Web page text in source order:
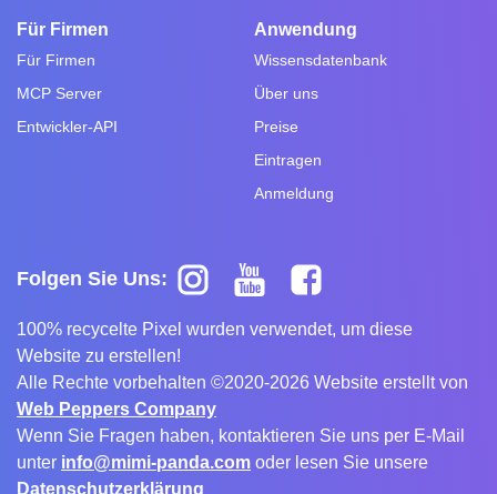
Für Firmen
Für Firmen
MCP Server
Entwickler-API
Anwendung
Wissensdatenbank
Über uns
Preise
Eintragen
Anmeldung
Folgen Sie Uns:
100% recycelte Pixel wurden verwendet, um diese
Website zu erstellen!
Alle Rechte vorbehalten ©2020-2026 Website erstellt von
Web Peppers Company
Wenn Sie Fragen haben, kontaktieren Sie uns per E-Mail
unter info@mimi-panda.com oder lesen Sie unsere
Datenschutzerklärung